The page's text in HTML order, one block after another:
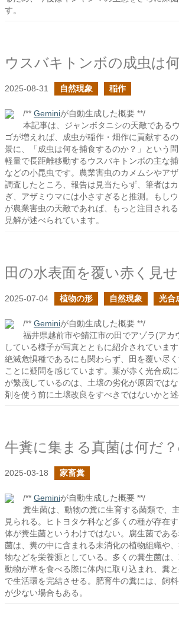
す。
2025-08-31 自然現象 稲作
/** Geminiが自動生成した概要 **/
本記事は、ジャンボタニシの天敵である
ゴが増えれば、成虫が稲作・畑作に貢献する
景に、「成虫は何を捕食するのか？」という問
軽量で長距離移動するウスバキトンボの主な
などの小昆虫です。農業害虫のカメムシやア
調査したところ、報告は見当たらず、筆者は
ぎ、アザミウマには小さすぎると推測。もし
が農業害虫の天敵であれば、もっと注目され
見解が述べられています。
2025-07-04 植物の形 自然現象 光合
/** Geminiが自動生成した概要 **/
福井県越前市や鯖江市の田でアゾラ(アカ
している様子が写真とともに紹介されていま
絶滅危惧種であるにも関わらず、田を覆い尽
ことに疑問を感じています。葉が赤く光合成
が繁茂しているのは、土壌の劣化が原因では
剤を使う前に土壌改良をすべきではないかと述
牛糞に集まる真菌は何だ
2025-03-18 家畜糞
/** Geminiが自動生成した概要 **/
糞生菌は、動物の糞に生育する菌類で、
見られる。ヒトヨタケ科など多くの種が存在
体が糞生菌というわけではない。腐生菌であ
菌は、糞の中に含まれる未消化の植物組織や
物などを栄養源としている。多くの糞生菌は、
動物が草を食べる際に体内に取り込まれ、糞
で生活環を完結させる。肥育牛の糞には、飼
が少ない場合もある。